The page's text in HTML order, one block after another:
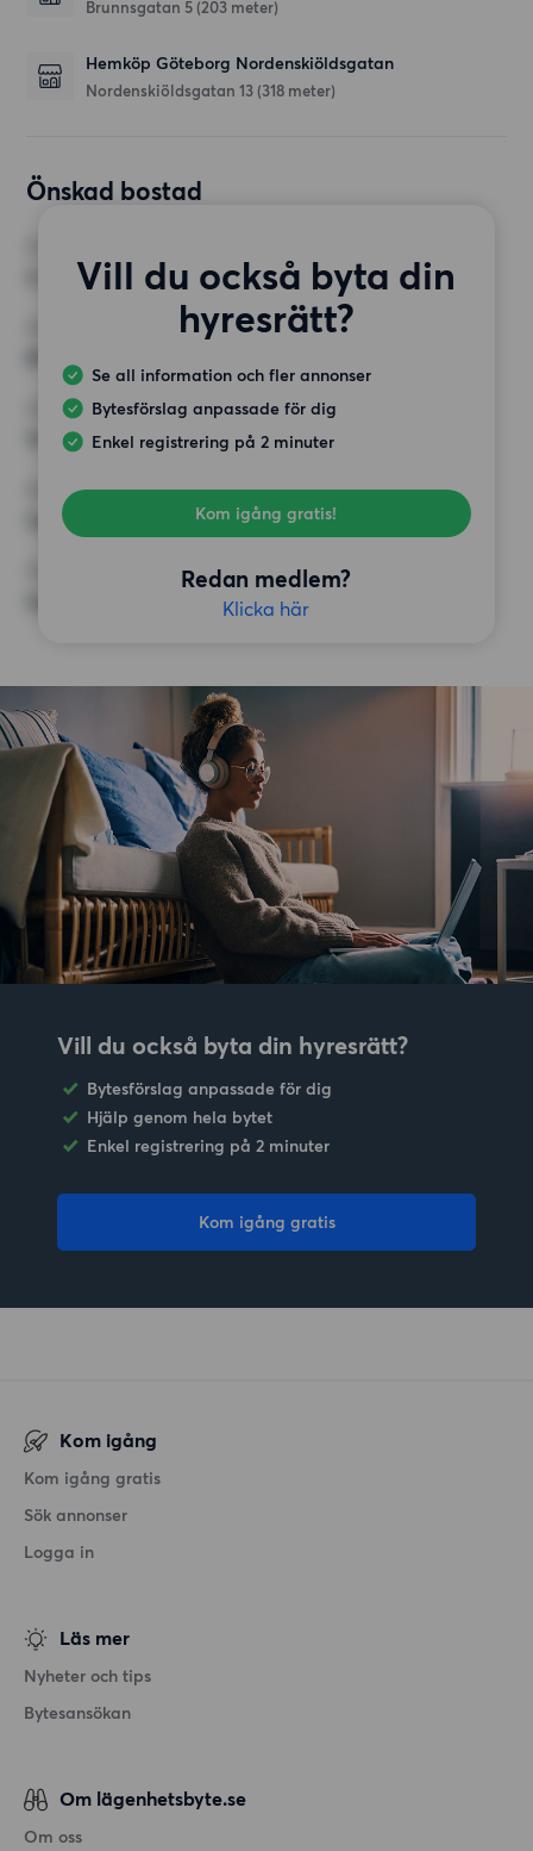
Brunnsgatan 5 (203 meter)
Hemköp Göteborg Nordenskiöldsgatan
Nordenskiöldsgatan 13 (318 meter)
Önskad bostad
Vill du också byta din
hyresrätt?
Se all information och fler annonser
Bytesförslag anpassade för dig
Enkel registrering på 2 minuter
Kom igång gratis!
Redan medlem?
Klicka här
MINST ANTAL KVADRATMETER
HÖGSTA HYRA
14 000 kr
Inga speciella krav
ÖVRIGA PREFERENSER
Inga speciella preferenser
Vill du också byta din hyresrätt?
Bytesförslag anpassade för dig
Hjälp genom hela bytet
Enkel registrering på 2 minuter
Kom igång gratis
Kom igång
Kom igång gratis
Sök annonser
Logga in
Läs mer
Nyheter och tips
Bytesansökan
Om lägenhetsbyte.se
Om oss